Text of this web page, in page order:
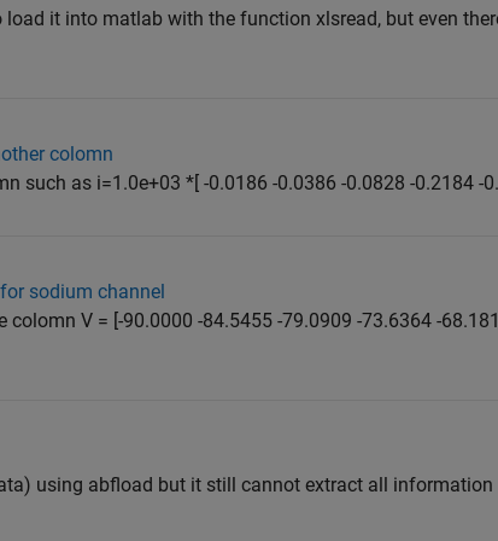
load it into matlab with the function xlsread, but even
colomn
such as i=1.0e+03 *[ -0.0186 -0.0386 -0.0828 -0.2184 -
sodium channel
V = [-90.0000 -84.5455 -79.0909 -73.6364 -
using abfload but it still cannot extract all information